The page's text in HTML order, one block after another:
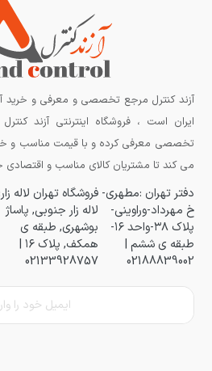
آزند کنترل مرجع تخصصی و معرفی و خرید
ایران است ، فروشگاه اینترنتی آزند
تخصصی معرفی کرده و با قیمت مناسب و
می کند تا مشتریان کالای مناسب و اقتصادی
دفتر تهران :مطهری-
خ مهرداد-وراوینی-
پلاک ۳۸-واحد ۱۶-
طبقه ی ششم |
02188839002
فروشگاه تهران لاله
لاله زار جنوبی, پاساژ
بوشهری, طبقه ی
همکف, پلاک ۱۶ |
02133928757